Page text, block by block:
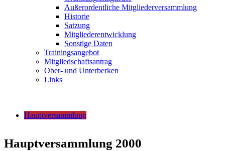
Außerordentliche Mitgliederversammlung
Historie
Satzung
Mitgliederentwicklung
Sonstige Daten
Trainingsangebot
Mitgliedschaftsantrag
Ober- und Unterberken
Links
Hauptversammlung
Hauptversammlung 2000